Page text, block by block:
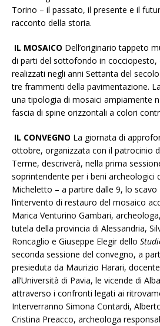
Torino – il passato, il presente e il
racconto della storia.
IL MOSAICO Dell’originario tappeto
di parti del sottofondo in cocciopesto,
realizzati negli anni Settanta del
tre frammenti della pavimentazione.
una tipologia di mosaici ampiamente
fascia di spine orizzontali a colori
IL CONVEGNO La giornata di
ottobre, organizzata con il patrocinio
Terme, descriverà, nella prima
soprintendente per i beni archeologici
Micheletto – a partire dalle 9, lo
l’intervento di restauro del mosaico
Marica Venturino Gambari,
tutela della provincia di Alessandria,
Roncaglio e Giuseppe Elegir dello
seconda sessione del convegno, a
presieduta da Maurizio Harari,
all’Università di Pavia, le vicende di
attraverso i confronti legati ai
Interverranno Simona Contardi,
Cristina Preacco, archeologa